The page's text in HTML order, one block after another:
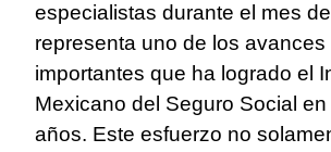
especialistas durante el mes
representa uno de los avances
importantes que ha logrado el
Mexicano del Seguro Social
años. Este esfuerzo no